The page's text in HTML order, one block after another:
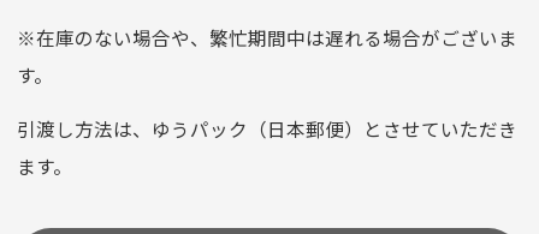
選びいただけない場合がございます。
※在庫のない場合や、繁忙期間中は遅れる場合がございま
す。
引渡し方法は、ゆうパック（日本郵便）とさせていただき
ます。